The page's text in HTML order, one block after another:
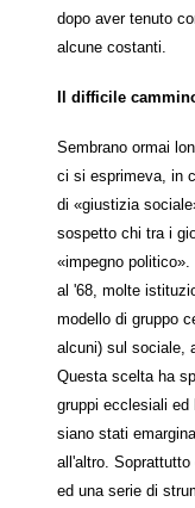
dopo aver tenuto
alcune costanti.
Il difficile
Sembrano ormai
ci si esprimeva, in
di «giustizia
sospetto chi tra i
«impegno
al '68, molte
modello di gruppo
alcuni) sul sociale,
Questa scelta ha
gruppi ecclesiali ed
siano stati
all'altro.
ed una serie di